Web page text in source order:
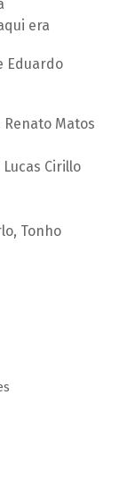
era
Eduardo
Renato Matos
Cirillo
Tonho